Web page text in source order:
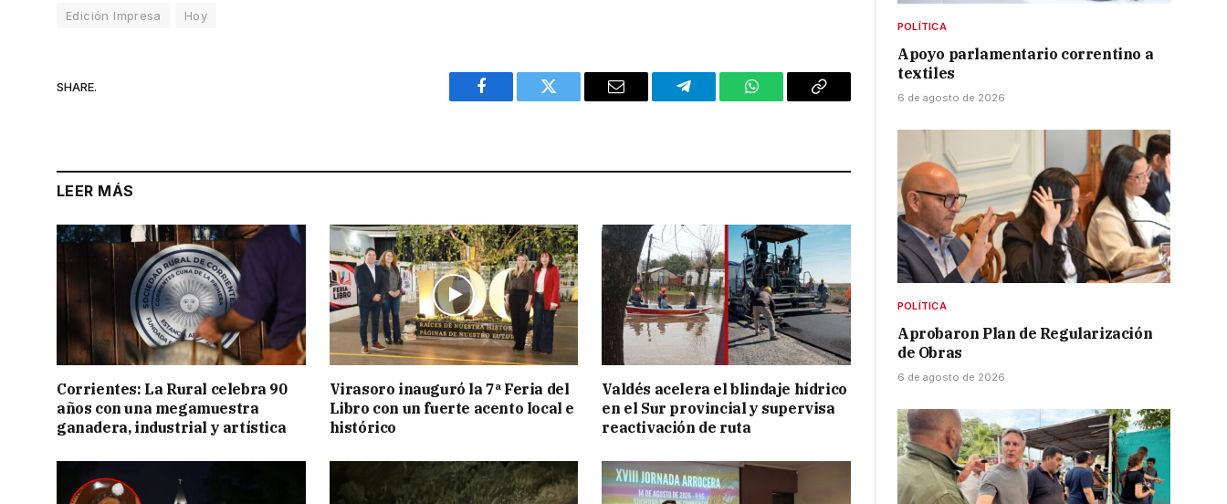
Edición Impresa Hoy
SHARE.
Facebook Twitter Email Telegram WhatsAppCopy
LEER MÁS
Corrientes: La Rural celebra 90
años con una megamuestra
ganadera, industrial y artística
Virasoro inauguró la 7ª Feria del
Libro con un fuerte acento local e
histórico
Valdés acelera el blindaje hídrico
en el Sur provincial y supervisa
reactivación de ruta
POLÍTICA
Apoyo parlamentario correntino a
textiles
6 de agosto de 2026
POLÍTICA
Aprobaron Plan de Regularización
de Obras
6 de agosto de 2026